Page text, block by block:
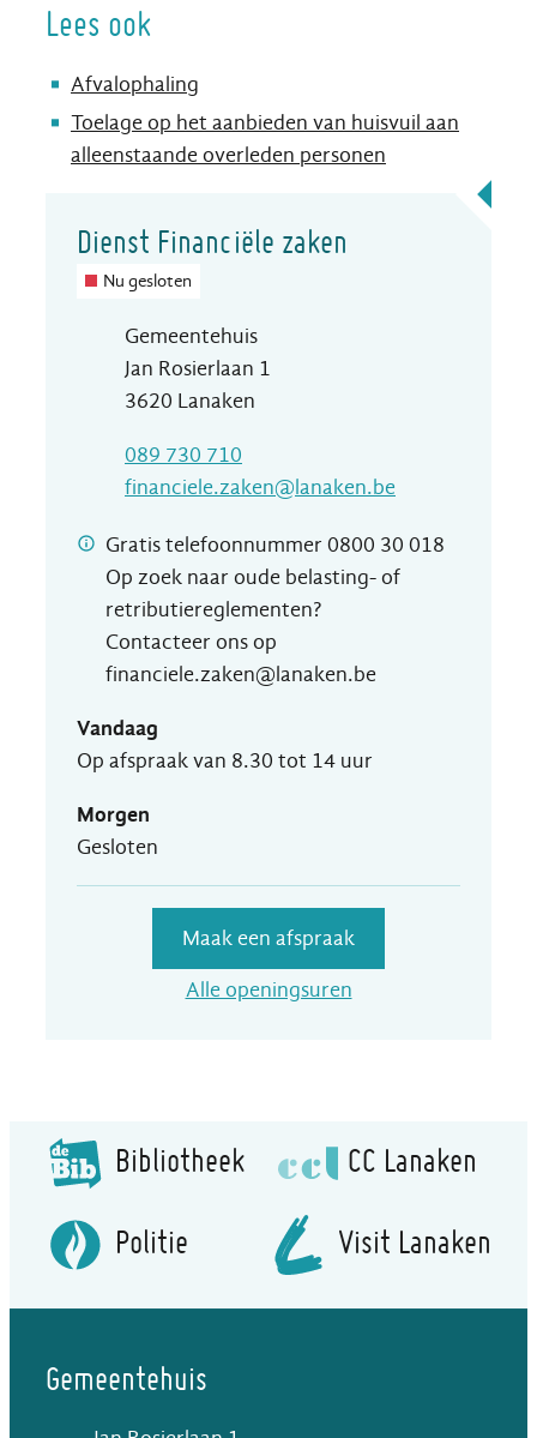
Lees ook
Afvalophaling
Toelage op het aanbieden van huisvuil aan
alleenstaande overleden personen
Dienst Financiële zaken
Nu gesloten
AdresGemeentehuis
Jan Rosierlaan 1
,3620 Lanaken
089 730 710
E-mailfinanciele.zaken@lanaken.be
Gratis telefoonnummer 0800 30 018
Op zoek naar oude belasting- of
retributiereglementen?
Contacteer ons op
financiele.zaken@lanaken.be
Vandaag
Op afspraak van 8.30 tot 14 uur
Morgen
Gesloten
Maak een afspraak
Alle openingsurenDienst Financiële
Bibliotheek CC Lanaken
Politie Visit Lanaken
Gemeentehuis